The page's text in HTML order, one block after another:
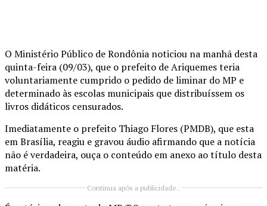
O Ministério Público de Rondônia noticiou na manhã desta
quinta-feira (09/03), que o prefeito de Ariquemes teria
voluntariamente cumprido o pedido de liminar do MP e
determinado às escolas municipais que distribuíssem os
livros didáticos censurados.
Imediatamente o prefeito Thiago Flores (PMDB), que esta
em Brasília, reagiu e gravou áudio afirmando que a notícia
não é verdadeira, ouça o conteúdo em anexo ao título desta
matéria.
Continua após a publicidade..